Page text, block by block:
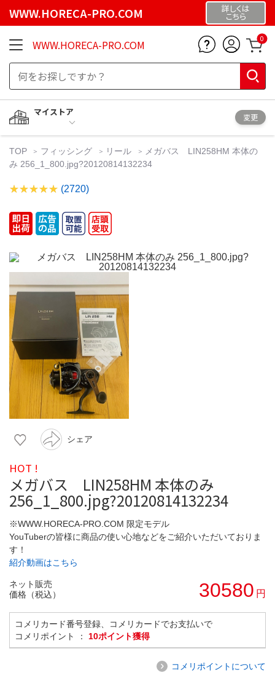
WWW.HORECA-PRO.COM 詳しくは
こちら
WWW.HORECA-PRO.COM 0
マイストア
変更
TOP フィッシング リール
メガバス LIN258HM 本体の
み 256_1_800.jpg?20120814132234
(2720)
シェア
HOT !
メガバス LIN258HM 本体のみ
256_1_800.jpg?20120814132234
※WWW.HORECA-PRO.COM 限定モデル
YouTuberの皆様に商品の使い心地などをご紹介いただいておりま
す！
紹介動画はこちら
ネット販売
価格（税込）
30580 円
コメリカード番号登録、コメリカードでお支払いで
コメリポイント ： 10ポイント獲得
コメリポイントについて